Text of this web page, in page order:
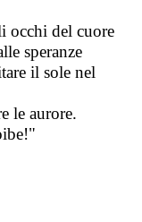
occhi del cuore
speranze
il sole nel
le aurore.